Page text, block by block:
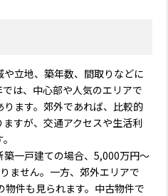
立地、築年数、間取りなどに
は、中心部や人気のエリアで
ます。郊外であれば、比較的
すが、交通アクセスや生活利
一戸建ての場合、5,000万円～
ません。一方、郊外エリアで
件も見られます。中古物件で